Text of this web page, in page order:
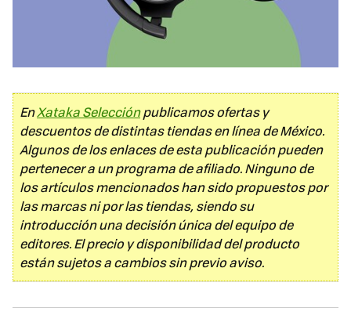
EnXataka Selecciónpublicamos ofertas y
descuentos de distintas tiendas en línea de México.
Algunos de los enlaces de esta publicación pueden
pertenecer a un programa de afiliado. Ninguno de
los artículos mencionados han sido propuestos por
las marcas ni por las tiendas, siendo su
introducción una decisión única del equipo de
editores. El precio y disponibilidad del producto
están sujetos a cambios sin previo aviso.